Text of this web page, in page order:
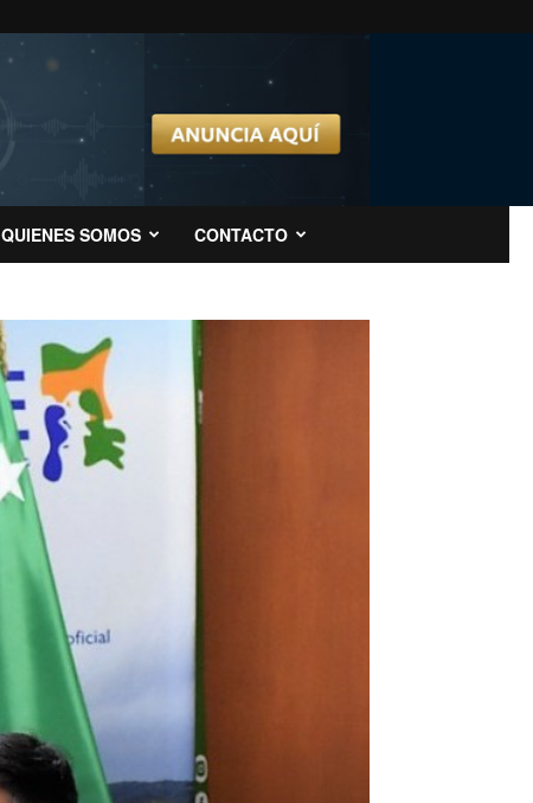
QUIENES SOMOS CONTACTO